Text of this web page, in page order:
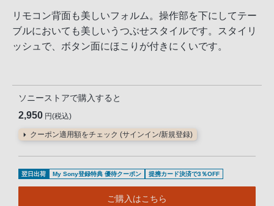
リモコン背面も美しいフォルム。操作部を下にしてテー
ブルにおいても美しいうつぶせスタイルです。スタイリ
ッシュで、ボタン面にほこりが付きにくいです。
ソニーストアで購入すると
2,950 円(税込)
クーポン適用額をチェック (サインイン/新規登録)
翌日出荷 My Sony登録特典 優待クーポン 提携カード決済で3％OFF
ご購入はこちら